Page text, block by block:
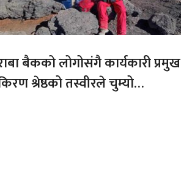
बैकको लोगोसंगै कार्यकारी प्रमुख
श्रेष्ठको तस्वीरले चुम्यो